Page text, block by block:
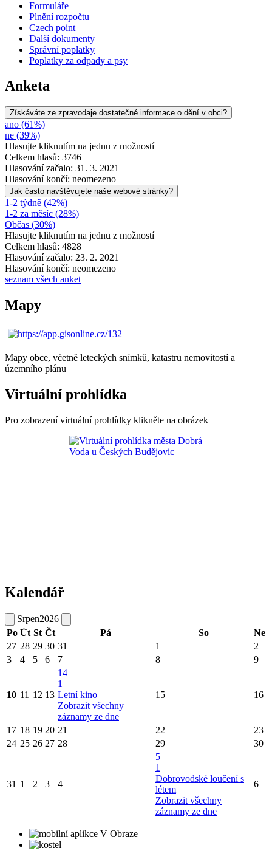
Formuláře
Plnění rozpočtu
Czech point
Další dokumenty
Správní poplatky
Poplatky za odpady a psy
Anketa
Získáváte ze zpravodaje dostatečné informace o dění v obci?
ano (61%)
ne (39%)
Hlasujte kliknutím na jednu z možností
Celkem hlasů: 3746
Hlasování začalo: 31. 3. 2021
Hlasování končí: neomezeno
Jak často navštěvujete naše webové stránky?
1-2 týdně (42%)
1-2 za měsíc (28%)
Občas (30%)
Hlasujte kliknutím na jednu z možností
Celkem hlasů: 4828
Hlasování začalo: 23. 2. 2021
Hlasování končí: neomezeno
seznam všech anket
Mapy
Mapy obce, včetně leteckých snímků, katastru nemovitostí a
územního plánu
Virtuální prohlídka
Pro zobrazení virtuální prohlídky klikněte na obrázek
Kalendář
Srpen2026
Po Út St Čt Pá So
Ne
27 28 29 30 31 1
2
3
4 5 6 7 8 9
10 11 12 13
14
1
Letní kino
Zobrazit všechny
záznamy ze dne
15 16
17 18 19 20 21 22
23
24 25 26 27 28 29 30
31 1 2 3 4
5
1
Dobrovodské loučení s
létem
Zobrazit všechny
záznamy ze dne
6